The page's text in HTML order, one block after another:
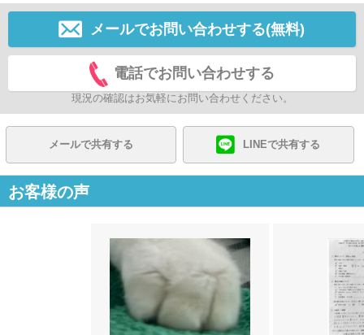
メールでお問い合わせする(無料)
電話でお問い合わせする
現況の確認はお気軽にお問い合わせください。
メールで共有する LINEで共有する
お客様の声